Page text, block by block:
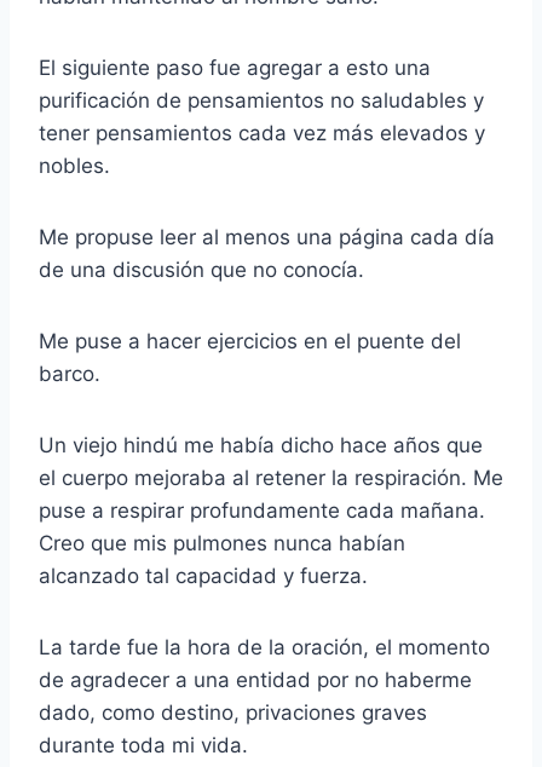
El siguiente paso fue agregar a esto una
purificación de pensamientos no saludables y
tener pensamientos cada vez más elevados y
nobles.
Me propuse leer al menos una página cada día
de una discusión que no conocía.
Me puse a hacer ejercicios en el puente del
barco.
Un viejo hindú me había dicho hace años que
el cuerpo mejoraba al retener la respiración. Me
puse a respirar profundamente cada mañana.
Creo que mis pulmones nunca habían
alcanzado tal capacidad y fuerza.
La tarde fue la hora de la oración, el momento
de agradecer a una entidad por no haberme
dado, como destino, privaciones graves
durante toda mi vida.